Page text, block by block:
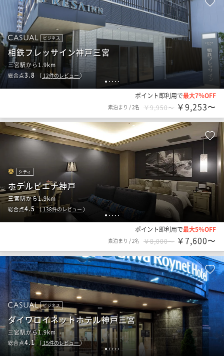
1 2 3 4 5
ビジネス
相鉄フレッサイン神戸三宮
三宮駅から1.9km
総合点3.8 （ 12件のレビュー）
ポイント即利用で最大7％OFF
素泊まり /2名 ￥9,950〜 ￥9,253〜
1 2 3 4 5
シティ
ホテルピエナ神戸
三宮駅から1.9km
総合点4.5（138件のレビュー ）
ポイント即利用で最大5％OFF
素泊まり /2名 ￥8,000〜 ￥7,600〜
12345
ビジネス
ダイワロイネットホテル神戸三宮
三宮駅から1.9km
総合点4.1（15件のレビュー）